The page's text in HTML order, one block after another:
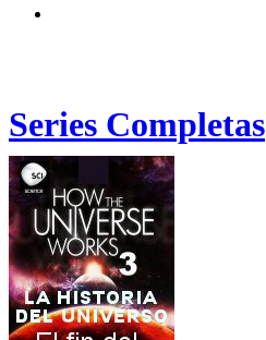
Series Completas